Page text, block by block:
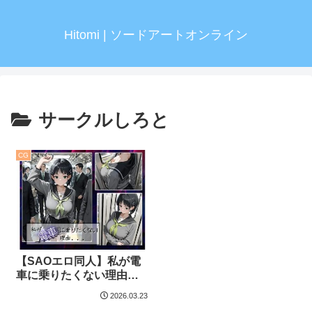
Hitomi | ソードアートオンライン
サークルしろと
CG
【SAOエロ同人】私が電
車に乗りたくない理由…
2026.03.23